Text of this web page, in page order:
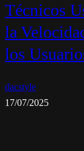
Técnicos
la
los
dacstyle
17/07/2025